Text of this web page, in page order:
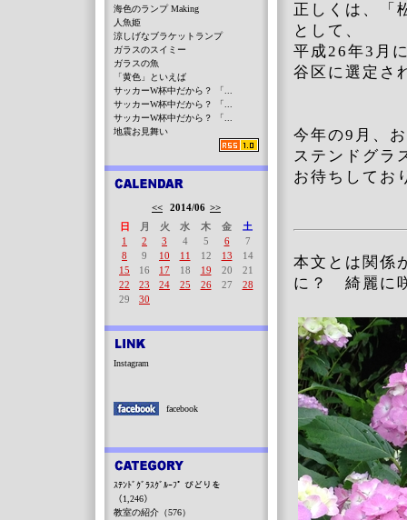
正しくは、「
として、
平成26年3月
谷区に選定さ
今年の9月、
ステンドグラ
お待ちしてお
本文とは関係
に？ 綺麗に
海色のランプ Making
人魚姫
涼しげなブラケットランプ
ガラスのスイミー
ガラスの魚
「黄色」といえば
サッカーW杯中だから？ 「...
サッカーW杯中だから？ 「...
サッカーW杯中だから？ 「...
地震お見舞い
<< 2014/06 >>
日
月 火 水 木 金
土
1
2 3 4 5 6
7
8
9 10 11 12 13
14
15
16 17 18 19 20
21
22
23 24 25 26 27
28
29
30
Instagram
facebook
ｽﾃﾝﾄﾞｸﾞﾗｽｸﾞﾙｰﾌﾟ びどりを
（1,246）
教室の紹介（576）